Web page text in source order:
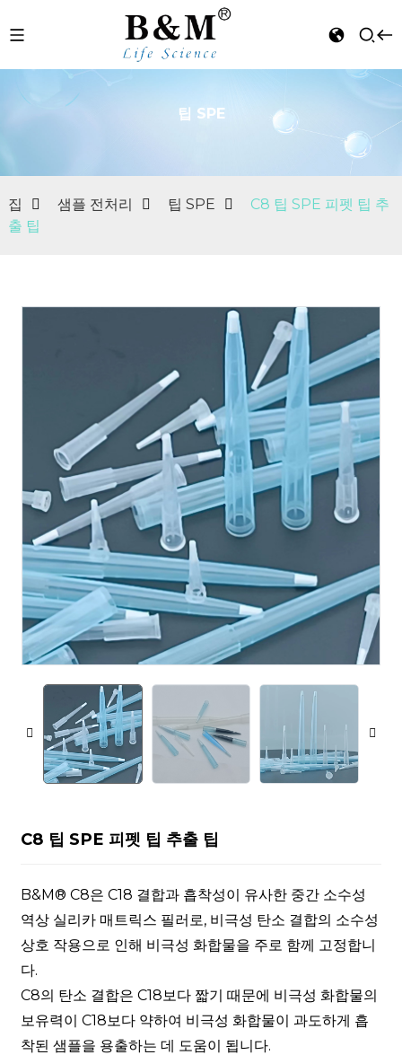
팁 SPE
집 샘플 전처리 팁 SPE
C8 팁 SPE 피펫 팁 추
출 팁
C8 팁 SPE 피펫 팁 추출 팁
B&M® C8은 C18 결합과 흡착성이 유사한 중간 소수성
역상 실리카 매트릭스 필러로, 비극성 탄소 결합의 소수성
상호 작용으로 인해 비극성 화합물을 주로 함께 고정합니
다.
C8의 탄소 결합은 C18보다 짧기 때문에 비극성 화합물의
보유력이 C18보다 약하여 비극성 화합물이 과도하게 흡
착된 샘플을 용출하는 데 도움이 됩니다.